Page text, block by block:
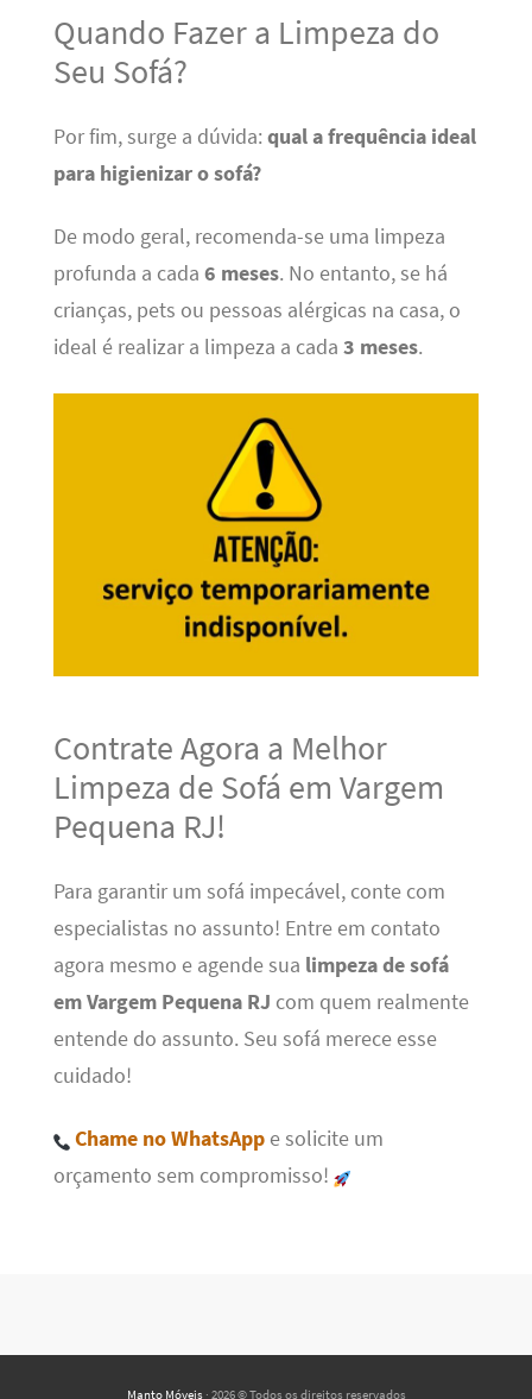
Quando Fazer a Limpeza do
Seu Sofá?
Por fim, surge a dúvida: qual a frequência ideal
para higienizar o sofá?
De modo geral, recomenda-se uma limpeza
profunda a cada 6 meses. No entanto, se há
crianças, pets ou pessoas alérgicas na casa, o
ideal é realizar a limpeza a cada 3 meses.
Contrate Agora a Melhor
Limpeza de Sofá em Vargem
Pequena RJ!
Para garantir um sofá impecável, conte com
especialistas no assunto! Entre em contato
agora mesmo e agende sua limpeza de sofá
em Vargem Pequena RJ com quem realmente
entende do assunto. Seu sofá merece esse
cuidado!
Chame no WhatsAppe solicite um
orçamento sem compromisso!
Manto Móveis· 2026 © Todos os direitos reservados